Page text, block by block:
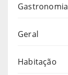
Gastronomia
Geral
Habitação